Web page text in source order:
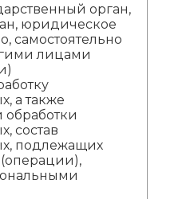
орган,
юридическое
самостоятельно
лицами
а также
состав
подлежащих
(операции),